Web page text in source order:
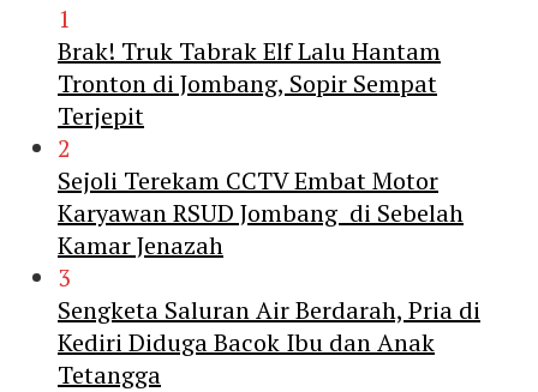
1
Brak! Truk Tabrak Elf Lalu Hantam
Tronton di Jombang, Sopir Sempat
Terjepit
2
Sejoli Terekam CCTV Embat Motor
Karyawan RSUD Jombang di Sebelah
Kamar Jenazah
3
Sengketa Saluran Air Berdarah, Pria di
Kediri Diduga Bacok Ibu dan Anak
Tetangga